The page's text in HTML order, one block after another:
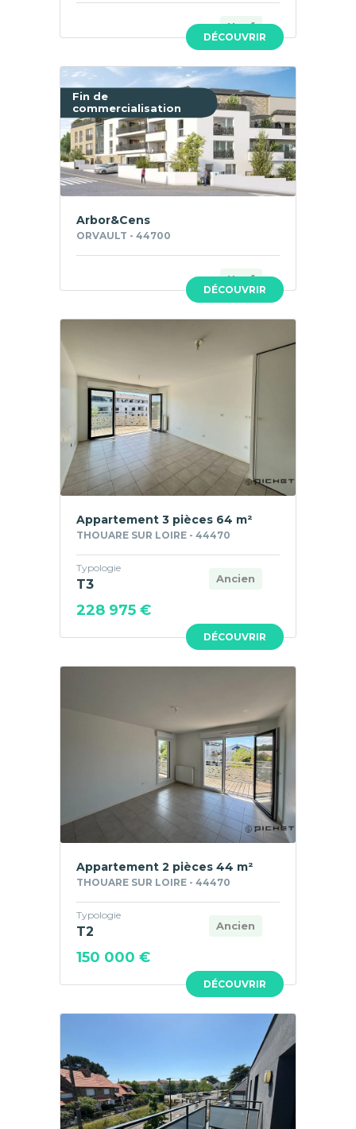
DÉCOUVRIR
Neuf
Fin de
commercialisation
DÉCOUVRIR
Arbor&Cens
ORVAULT - 44700
Neuf
DÉCOUVRIR
Appartement 3 pièces 64 m²
THOUARE SUR LOIRE - 44470
Ancien
Typologie
T3
228 975 €
DÉCOUVRIR
Appartement 2 pièces 44 m²
THOUARE SUR LOIRE - 44470
Ancien
Typologie
T2
150 000 €